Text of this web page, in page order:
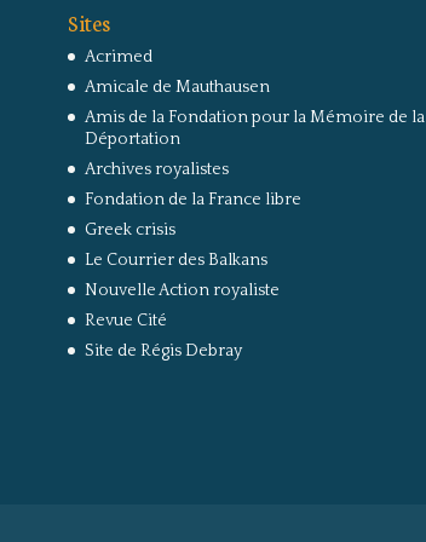
Sites
Acrimed
Amicale de Mauthausen
Amis de la Fondation pour la Mémoire de la
Déportation
Archives royalistes
Fondation de la France libre
Greek crisis
Le Courrier des Balkans
Nouvelle Action royaliste
Revue Cité
Site de Régis Debray